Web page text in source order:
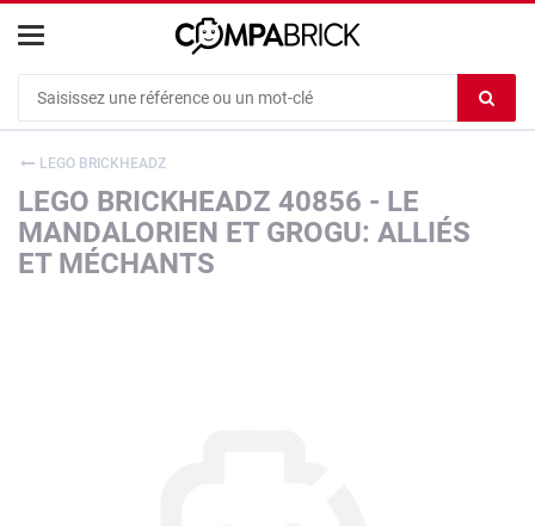
le
LEGO BRICKHEADZ
LEGO BRICKHEADZ 40856 - LE
MANDALORIEN ET GROGU: ALLIÉS
ET MÉCHANTS
Cookies management panel